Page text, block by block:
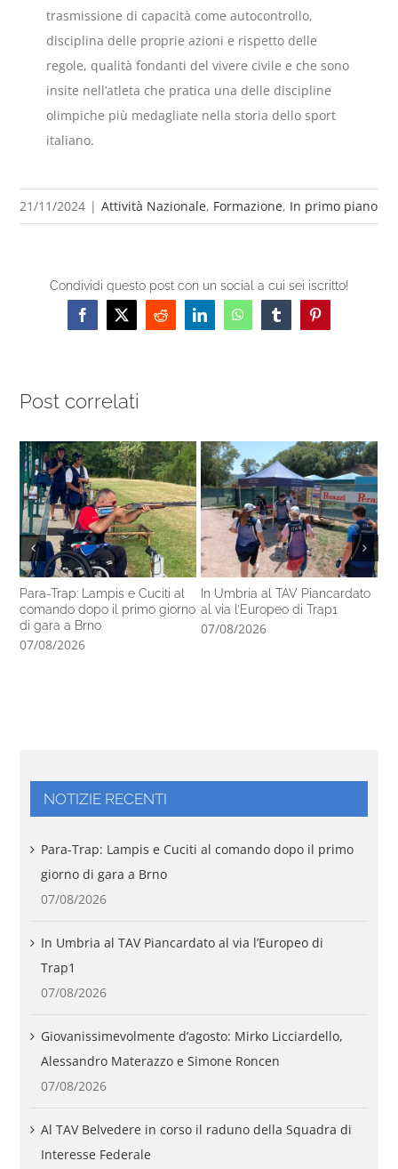
trasmissione di capacità come autocontrollo,
disciplina delle proprie azioni e rispetto delle
regole, qualità fondanti del vivere civile e che sono
insite nell’atleta che pratica una delle discipline
olimpiche più medagliate nella storia dello sport
italiano.
21/11/2024 | Attività Nazionale, Formazione, In primo piano
Condividi questo post con un social a cui sei iscritto!
Facebook
X RedditLinkedInWhatsAppTumblrPinterest
Post correlati
Para-Trap: Lampis e Cuciti al
comando dopo il primo giorno
di gara a Brno
07/08/2026
In Umbria al TAV Piancardato
al via l’Europeo di Trap1
07/08/2026
NOTIZIE RECENTI
Para-Trap: Lampis e Cuciti al comando dopo il primo
giorno di gara a Brno
07/08/2026
In Umbria al TAV Piancardato al via l’Europeo di
Trap1
07/08/2026
Giovanissimevolmente d’agosto: Mirko Licciardello,
Alessandro Materazzo e Simone Roncen
07/08/2026
Al TAV Belvedere in corso il raduno della Squadra di
Interesse Federale